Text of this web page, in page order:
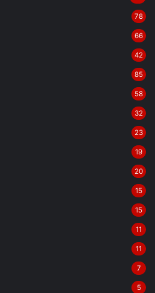
78
66
42
85
58
32
23
19
20
15
15
11
11
7
5